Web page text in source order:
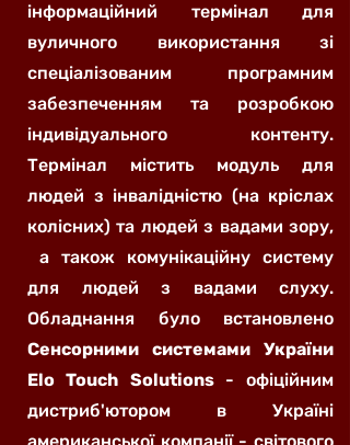
інформаційний термінал для
вуличного використання зі
спеціалізованим програмним
забезпеченням та розробкою
індивідуального контенту.
Термінал містить модуль для
людей з інвалідністю (на кріслах
колісних) та людей з вадами зору,
а також комунікаційну систему
для людей з вадами слуху.
Обладнання було встановлено
Сенсорними системами України
Elo Touch Solutions - офіційним
дистриб'ютором в Україні